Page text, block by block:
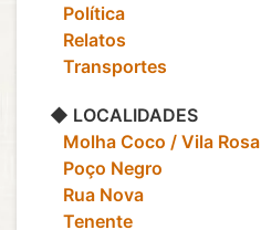
‎ ‎ ‎ Política
‎ ‎ ‎ Relatos
‎ ‎ ‎ Transportes
◆ LOCALIDADES
‎ ‎ ‎ Molha Coco / Vila Rosa
‎ ‎ ‎ Poço Negro
‎ ‎ ‎ Rua Nova
‎ ‎ ‎ Tenente